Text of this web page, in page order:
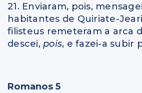
21. Enviaram, pois,
habitantes de Quiriate-
filisteus remeteram a arca
descei, pois, e fazei-a subir
Romanos 5